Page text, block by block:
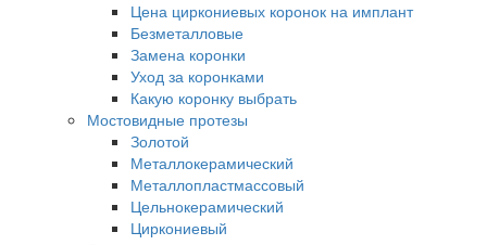
Цена циркониевых коронок на имплант
Безметалловые
Замена коронки
Уход за коронками
Какую коронку выбрать
Мостовидные протезы
Золотой
Металлокерамический
Металлопластмассовый
Цельнокерамический
Циркониевый